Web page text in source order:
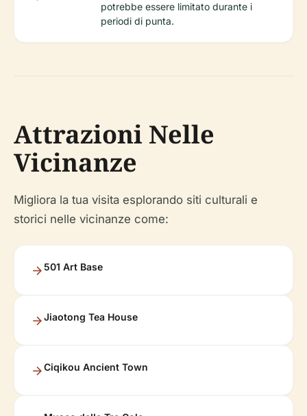
potrebbe essere limitato durante i
periodi di punta.
Attrazioni Nelle
Vicinanze
Migliora la tua visita esplorando siti culturali e
storici nelle vicinanze come:
501 Art Base
Jiaotong Tea House
Ciqikou Ancient Town